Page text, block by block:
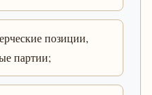
позиции,
партии;